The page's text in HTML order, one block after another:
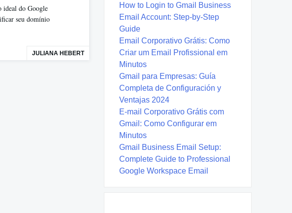
ideal do Google
seu domínio
JULIANA HEBERT
How to Login to Gmail Business
Email Account: Step-by-Step
Guide
Email Corporativo Grátis: Como
Criar um Email Profissional em
Minutos
Gmail para Empresas: Guía
Completa de Configuración y
Ventajas 2024
E-mail Corporativo Grátis com
Gmail: Como Configurar em
Minutos
Gmail Business Email Setup:
Complete Guide to Professional
Google Workspace Email